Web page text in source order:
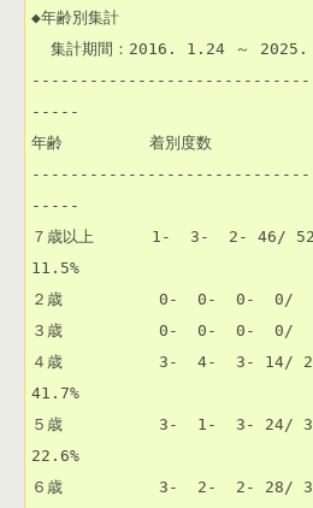
◆年齢別集計
-----
年齢         着別度数
-----
７歳以上      1-  3-  2- 46/
11.5%
２歳          0-  0-  0-  0/
３歳          0-  0-  0-  0/
４歳          3-  4-  3- 14/ 24
41.7%
５歳          3-  1-  3- 24/
22.6%
６歳          3-  2-  2- 28/